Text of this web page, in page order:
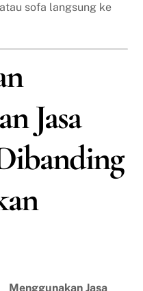
sofa langsung ke
Jasa
Menggunakan Jasa